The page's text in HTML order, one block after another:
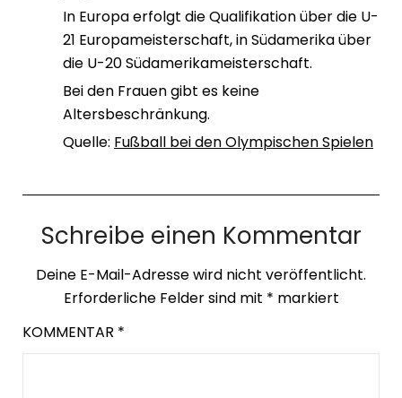
In Europa erfolgt die Qualifikation über die U-
21 Europameisterschaft, in Südamerika über
die U-20 Südamerikameisterschaft.
Bei den Frauen gibt es keine
Altersbeschränkung.
Quelle: Fußball bei den Olympischen Spielen
Schreibe einen Kommentar
Deine E-Mail-Adresse wird nicht veröffentlicht.
Erforderliche Felder sind mit * markiert
KOMMENTAR *